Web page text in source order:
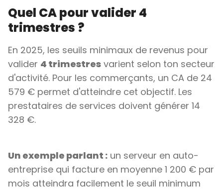
Quel CA pour valider 4
trimestres ?
En 2025, les seuils minimaux de revenus pour
valider 4 trimestres varient selon ton secteur
d'activité. Pour les commerçants, un CA de 24
579 € permet d'atteindre cet objectif. Les
prestataires de services doivent générer 14
328 €.
Un exemple parlant : un serveur en auto-
entreprise qui facture en moyenne 1 200 € par
mois atteindra facilement le seuil minimum